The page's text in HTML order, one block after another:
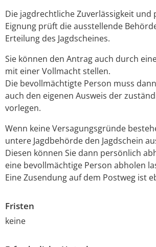
Die jagdrechtliche Zuverlässigkeit und
Eignung prüft die ausstellende
Erteilung des Jagdscheines.
Sie können den Antrag auch durch
mit einer Vollmacht stellen.
Die bevollmächtigte Person muss
auch den eigenen Ausweis der
vorlegen.
Wenn keine Versagungsgründe
untere Jagdbehörde den Jagdschein
Diesen können Sie dann persönlich
eine bevollmächtige Person abholen
Eine Zusendung auf dem Postweg ist
Fristen
keine